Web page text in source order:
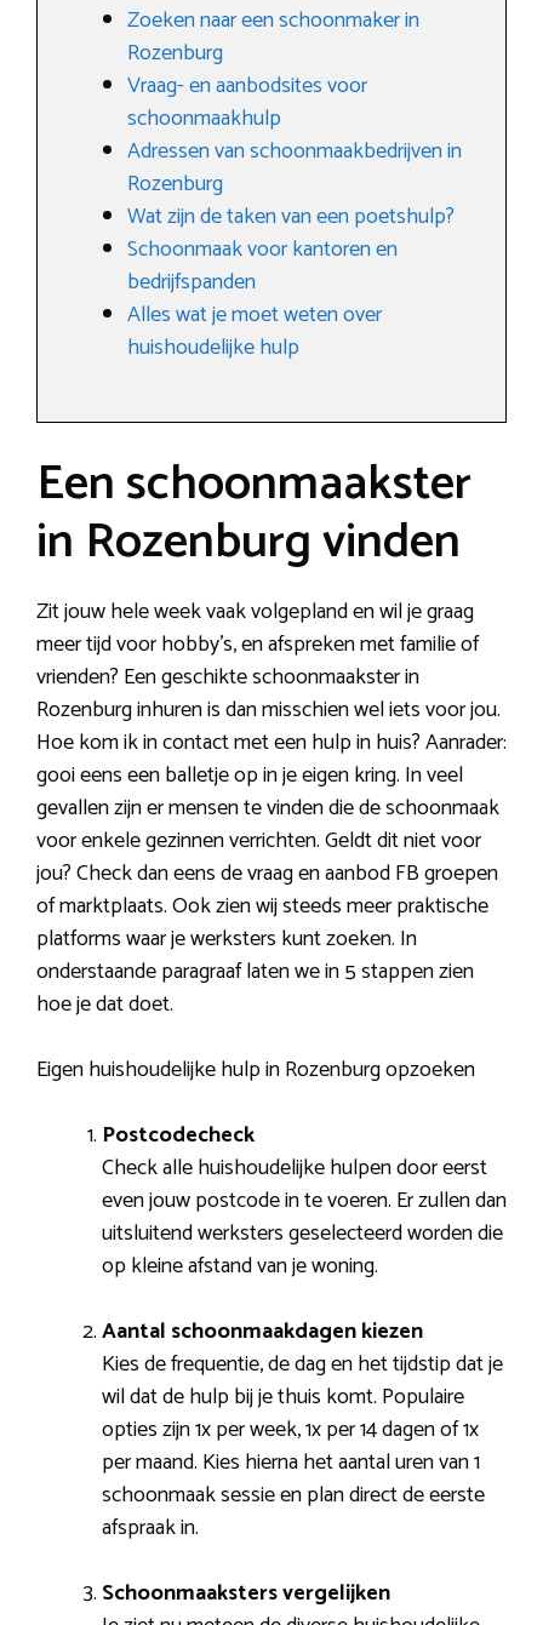
Zoeken naar een schoonmaker in
Rozenburg
Vraag- en aanbodsites voor
schoonmaakhulp
Adressen van schoonmaakbedrijven in
Rozenburg
Wat zijn de taken van een poetshulp?
Schoonmaak voor kantoren en
bedrijfspanden
Alles wat je moet weten over
huishoudelijke hulp
Een schoonmaakster
in Rozenburg vinden
Zit jouw hele week vaak volgepland en wil je graag
meer tijd voor hobby’s, en afspreken met familie of
vrienden? Een geschikte schoonmaakster in
Rozenburg inhuren is dan misschien wel iets voor jou.
Hoe kom ik in contact met een hulp in huis? Aanrader:
gooi eens een balletje op in je eigen kring. In veel
gevallen zijn er mensen te vinden die de schoonmaak
voor enkele gezinnen verrichten. Geldt dit niet voor
jou? Check dan eens de vraag en aanbod FB groepen
of marktplaats. Ook zien wij steeds meer praktische
platforms waar je werksters kunt zoeken. In
onderstaande paragraaf laten we in 5 stappen zien
hoe je dat doet.
Eigen huishoudelijke hulp in Rozenburg opzoeken
Postcodecheck
Check alle huishoudelijke hulpen door eerst
even jouw postcode in te voeren. Er zullen dan
uitsluitend werksters geselecteerd worden die
op kleine afstand van je woning.
Aantal schoonmaakdagen kiezen
Kies de frequentie, de dag en het tijdstip dat je
wil dat de hulp bij je thuis komt. Populaire
opties zijn 1x per week, 1x per 14 dagen of 1x
per maand. Kies hierna het aantal uren van 1
schoonmaak sessie en plan direct de eerste
afspraak in.
Schoonmaaksters vergelijken